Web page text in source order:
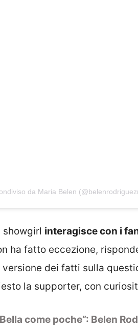
da Maria Belen
showgirl interagisce con i
ha fatto eccezione,
dei fatti sulla
la supporter, con
come poche”: Belen